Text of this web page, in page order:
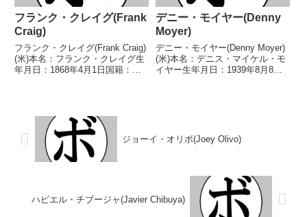
フランク・クレイグ(Frank
Craig)
フランク・クレイグ(Frank Craig)
(米)本名：フランク・クレイグ生
年月日：1868年4月1日国籍：米
ミドル級王座黒人世界ミドル...
デニー・モイヤー(Denny
Moyer)
デニー・モイヤー(Denny Moyer)
(米)本名：デニス・マイケル・モ
イヤー生年月日：1939年8月8日
ジョーイ・オリボ(Joey Olivo)
ハビエル・チブージャ(Javier Chibuya)